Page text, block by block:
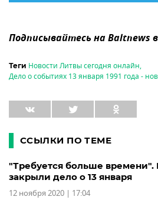
Подписывайтесь на Baltnews
Теги Новости Литвы сегодня онлайн,
Дело о событиях 13 января 1991 года -
ССЫЛКИ ПО ТЕМЕ
"Требуется больше времени".
закрыли дело о 13 января
12 ноября 2020 | 17:04